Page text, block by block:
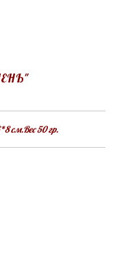
см.Вес 50 гр.